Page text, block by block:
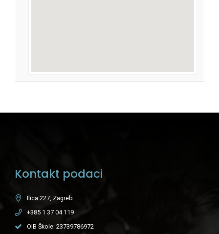
Kontakt podaci
Ilica 227, Zagreb
+385 1 37 04 119
OIB Škole: 23739786972